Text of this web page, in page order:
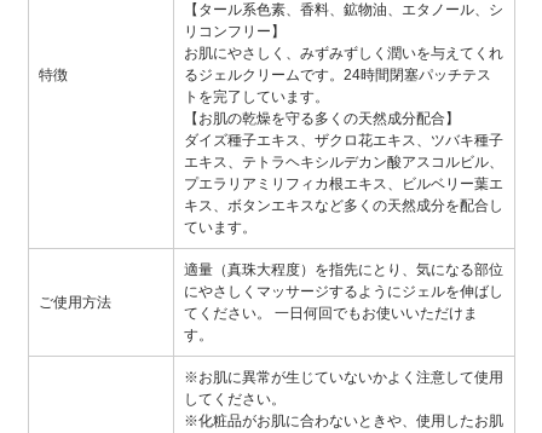
特徴
【タール系色素、香料、鉱物油、エタノール、シ
リコンフリー】
お肌にやさしく、みずみずしく潤いを与えてくれ
るジェルクリームです。24時間閉塞パッチテス
トを完了しています。
【お肌の乾燥を守る多くの天然成分配合】
ダイズ種子エキス、ザクロ花エキス、ツバキ種子
エキス、テトラヘキシルデカン酸アスコルビル、
プエラリアミリフィカ根エキス、ビルベリー葉エ
キス、ボタンエキスなど多くの天然成分を配合し
ています。
ご使用方法
適量（真珠大程度）を指先にとり、気になる部位
にやさしくマッサージするようにジェルを伸ばし
てください。 一日何回でもお使いいただけま
す。
※お肌に異常が生じていないかよく注意して使用
してください。
※化粧品がお肌に合わないときや、使用したお肌